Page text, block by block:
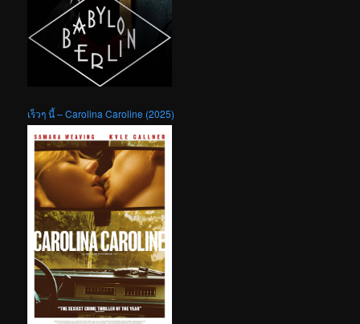
เร็วๆ นี้ – Carolina Caroline (2025)